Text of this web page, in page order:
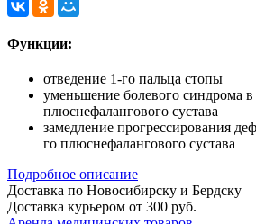
Функции:
отведение 1-го пальца стопы
уменьшение болевого синдрома в
плюснефалангового сустава
замедление прогрессирования
го плюснефалангового сустава
Подробное описание
Доставка по Новосибирску и Бердску
Доставка курьером от 300 руб.